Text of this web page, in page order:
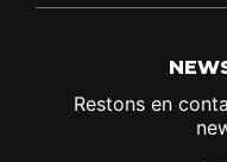
Restons en